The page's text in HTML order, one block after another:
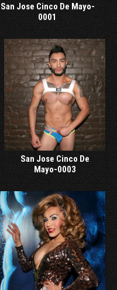
San Jose Cinco De Mayo-
0001
San Jose Cinco De
Mayo-0003